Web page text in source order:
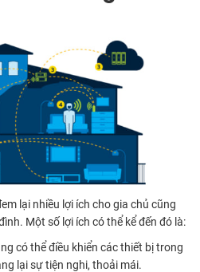
lại nhiều lợi ích cho gia chủ cũng
Một số lợi ích có thể kể đến đó là:
có thể điều khiển các thiết bị trong
lại sự tiện nghi, thoải mái.